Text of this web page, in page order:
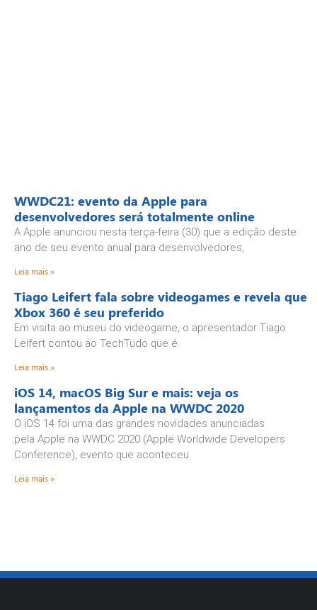
WWDC21: evento da Apple para
desenvolvedores será totalmente online
A Apple anunciou nesta terça-feira (30) que a edição deste
ano de seu evento anual para desenvolvedores,
Leia mais »
Tiago Leifert fala sobre videogames e revela que
Xbox 360 é seu preferido
Em visita ao museu do videogame, o apresentador Tiago
Leifert contou ao TechTudo que é
Leia mais »
iOS 14, macOS Big Sur e mais: veja os
lançamentos da Apple na WWDC 2020
O iOS 14 foi uma das grandes novidades anunciadas
pela Apple na WWDC 2020 (Apple Worldwide Developers
Conference), evento que aconteceu
Leia mais »